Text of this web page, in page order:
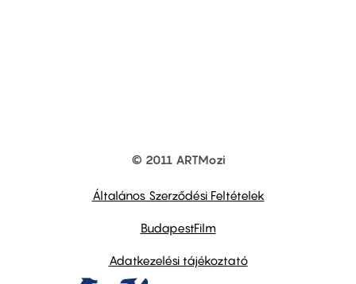
© 2011 ARTMozi
Általános Szerződési Feltételek
BudapestFilm
Adatkezelési tájékoztató